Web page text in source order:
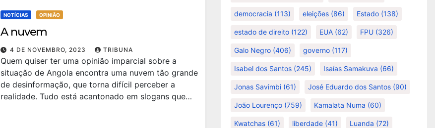
NOTÍCIAS OPINIÃO
A nuvem
4 DE NOVEMBRO, 2023 TRIBUNA
Quem quiser ter uma opinião imparcial sobre a
situação de Angola encontra uma nuvem tão grande
de desinformação, que torna difícil perceber a
realidade. Tudo está acantonado em slogans que…
democracia (113) eleições (86) Estado (138)
estado de direito (122) EUA (62) FPU (326)
Galo Negro (406) governo (117)
Isabel dos Santos (245) Isaías Samakuva (66)
Jonas Savimbi (61) José Eduardo dos Santos (90)
João Lourenço (759) Kamalata Numa (60)
Kwatchas (61) liberdade (41) Luanda (72)